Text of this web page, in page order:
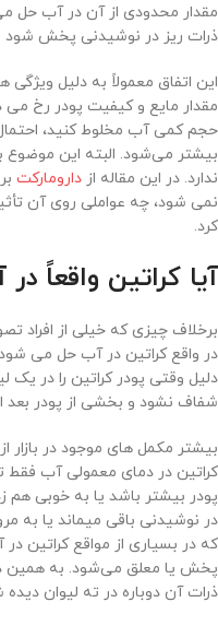
مقدار محدودی از آن در آب
ذرات ریز در نوشیدنی پخش شود
این اتفاق معمولاً به دلیل
مقدار مایع و کیفیت پودر رخ می
حجم کمی آب مخلوط کنید،
بیشتر می‌شود. البته این
ندارد. در این مقاله از دارومارکت
نمی شود، چه عواملی روی آن
کرد.
آیا کراتین واقعاً
برخلاف چیزی که خیلی از افراد
در واقع کراتین در آب حل می
دلیل وقتی پودر کراتین را در
شفاف نشود و بخشی از پودر بعد
بیشتر مکمل های موجود در بازار
کراتین در دمای معمولی آب فقط
پودر بیشتر باشد یا به خوبی
در نوشیدنی باقی میماند یا
که در بسیاری از مواقع کراتین
پخش یا معلق می‌شود. به همین
ذرات آن دوباره در ته لیوان دیده